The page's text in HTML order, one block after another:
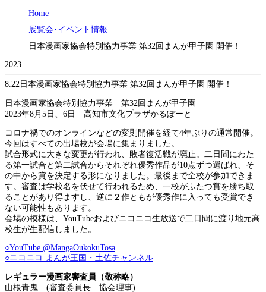
Home
展覧会･イベント情報
日本漫画家協会特別協力事業 第32回まんが甲子園 開催！
2023
8.22 日本漫画家協会特別協力事業 第32回まんが甲子園 開催！
日本漫画家協会特別協力事業 第32回まんが甲子園
2023年8月5日、6日 高知市文化プラザかるぽーと
コロナ禍でのオンラインなどの変則開催を経て4年ぶりの通常開催。
今回はすべての出場校が会場に集まりました。
試合形式に大きな変更が行われ、敗者復活戦が廃止。二日間にわた
る第一試合と第二試合からそれぞれ優秀作品が10点ずつ選ばれ、そ
の中から賞を決定する形になりました。最後まで全校が参加できま
す。審査は学校名を伏せて行われるため、一校がふたつ賞を勝ち取
ることがあり得ますし、逆に２作ともが優秀作に入っても受賞でき
ない可能性もあります。
会場の模様は、YouTubeおよびニコニコ生放送で二日間に渡り地元高
校生が生配信しました。
○YouTube @MangaOukokuTosa
○ニコニコ まんが王国・土佐チャンネル
レギュラー漫画家審査員（敬称略）
山根青鬼 (審査委員長 協会理事)